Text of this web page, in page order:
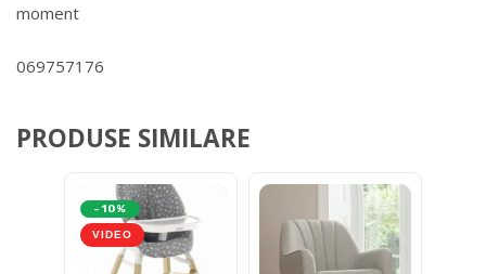
moment
069757176
PRODUSE SIMILARE
-10%
VIDEO